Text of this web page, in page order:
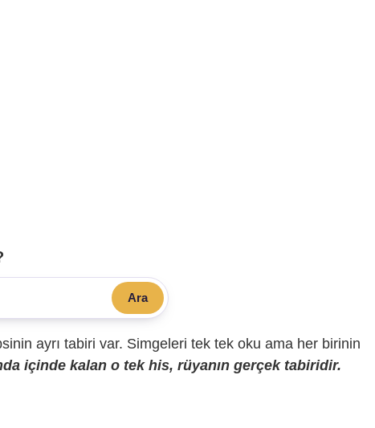
Ara
ayrı tabiri var. Simgeleri tek tek oku ama her birinin
içinde kalan o tek his, rüyanın gerçek tabiridir.